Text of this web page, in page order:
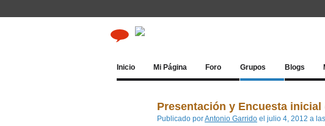
Inicio Mi Página Foro Grupos Blogs
Presentación y Encuesta inicial
Publicado porAntonio Garrido el julio 4, 2012 a